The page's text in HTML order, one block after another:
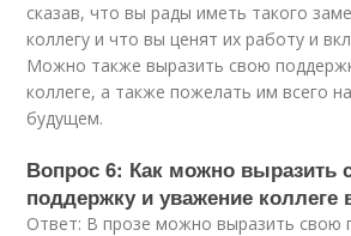
сказав, что вы рады иметь такого
коллегу и что вы ценят их работу и
Можно также выразить свою
коллеге, а также пожелать им всего
будущем.
Вопрос 6: Как можно выразить
поддержку и уважение коллеге
Ответ: В прозе можно выразить свою